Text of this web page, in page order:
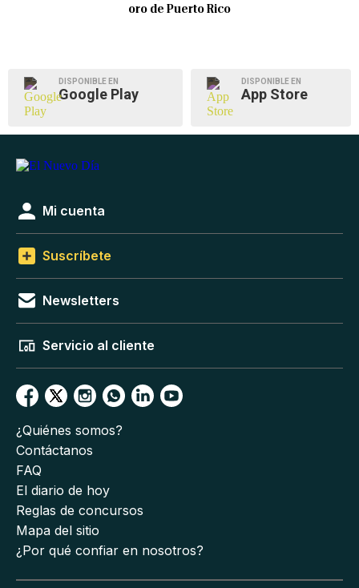
oro de Puerto Rico
DISPONIBLE EN
Google Play
DISPONIBLE EN
App Store
Mi cuenta
Suscríbete
Newsletters
Servicio al cliente
¿Quiénes somos?
Contáctanos
FAQ
El diario de hoy
Reglas de concursos
Mapa del sitio
¿Por qué confiar en nosotros?